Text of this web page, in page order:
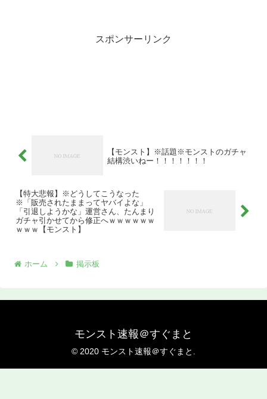
スポンサーリンク
【モンスト】※話題※モンストのガチャ
結構渋いねー！！！！！！！
【特大悲報】※どうしてこうなった
※「販売されたままってヤバイよな」
「引退しようかな」運営さん、たんまり
ガチャ引かせてから修正へｗｗｗｗｗｗ
ｗｗｗ【モンスト】
ホーム 掲示板
モンスト速報＠すぐまと
© 2020 モンスト速報＠すぐまと.